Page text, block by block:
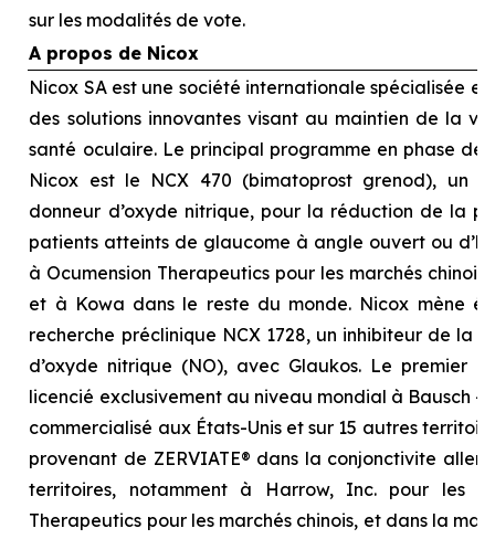
sur les modalités de vote.
A propos de Nicox
Nicox SA est une société internationale spécialisée
des solutions innovantes visant au maintien de la
santé oculaire. Le principal programme en phase
Nicox est le NCX 470 (bimatoprost grenod), un
donneur d’oxyde nitrique, pour la réduction de la
patients atteints de glaucome à angle ouvert ou
à Ocumension Therapeutics pour les marchés
et à Kowa dans le reste du monde. Nicox mène
recherche préclinique NCX 1728, un inhibiteur de la
d’oxyde nitrique (NO), avec Glaukos. Le premier
licencié exclusivement au niveau mondial à Bausch +
commercialisé aux États-Unis et sur 15 autres
provenant de ZERVIATE® dans la conjonctivite
territoires, notamment à Harrow, Inc. pour les
Therapeutics pour les marchés chinois, et dans la